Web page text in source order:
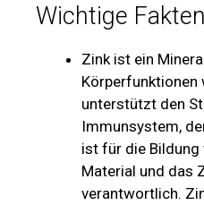
Wichtige
Zink ist ein
Körperfunktionen
unterstützt den
Immunsystem,
ist für die
Material und das
verantwortlich.